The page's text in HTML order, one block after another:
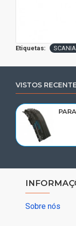
Etiquetas:
VISTOS
Sobre nós